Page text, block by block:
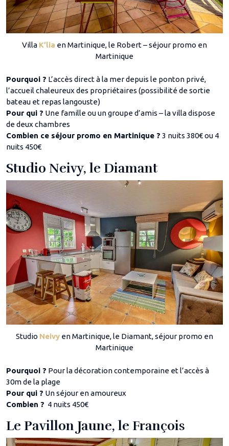
Villa K’lia en Martinique, le Robert – séjour promo en
Martinique
Pourquoi ? L’accès direct à la mer depuis le ponton privé,
l’accueil chaleureux des propriétaires (possibilité de sortie
bateau et repas langouste)
Pour qui ? Une famille ou un groupe d’amis – la villa dispose
de deux chambres
Combien ce séjour promo en Martinique ? 3 nuits 380€ ou 4
nuits 450€
Studio Neivy, le Diamant
Studio Neivy en Martinique, le Diamant, séjour promo en
Martinique
Pourquoi ? Pour la décoration contemporaine et l’accès à
30m de la plage
Pour qui ? Un séjour en amoureux
Combien ? 4 nuits 450€
Le Pavillon Jaune, le François